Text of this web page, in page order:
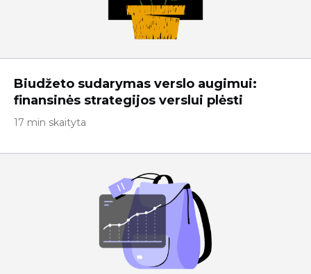
Biudžeto sudarymas verslo augimui:
finansinės strategijos verslui plėsti
17 min skaityta